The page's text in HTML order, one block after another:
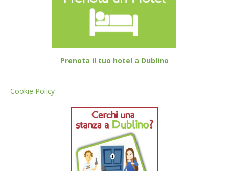
Prenota il tuo hotel a Dublino
Cookie Policy